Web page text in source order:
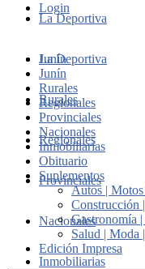
Login
La Deportiva
Junín
Rurales
Regionales
Provinciales
Nacionales
Inmobiliarias
La Deportiva
Junín
Rurales
Regionales
Provinciales
Nacionales
Inmobiliarias
Obituario
Suplementos
Autos |
Construcción
Gastronomía
Salud | Moda
Edición Impresa